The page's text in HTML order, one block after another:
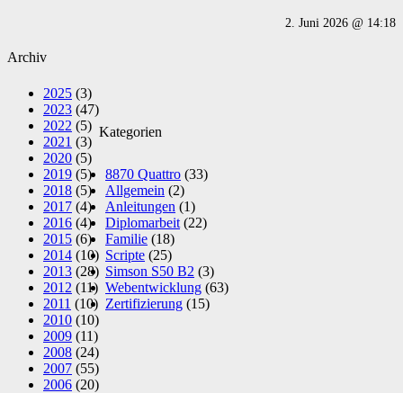
2. Juni 2026 @ 14:18
Archiv
2025 (3)
2023 (47)
2022 (5)
2021 (3)
2020 (5)
2019 (5)
2018 (5)
2017 (4)
2016 (4)
2015 (6)
2014 (10)
2013 (28)
2012 (11)
2011 (10)
2010 (10)
2009 (11)
2008 (24)
2007 (55)
2006 (20)
Kategorien
8870 Quattro (33)
Allgemein (2)
Anleitungen (1)
Diplomarbeit (22)
Familie (18)
Scripte (25)
Simson S50 B2 (3)
Webentwicklung (63)
Zertifizierung (15)